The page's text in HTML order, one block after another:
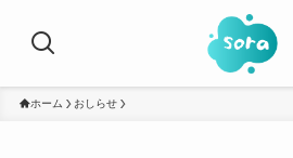
ホーム おしらせ